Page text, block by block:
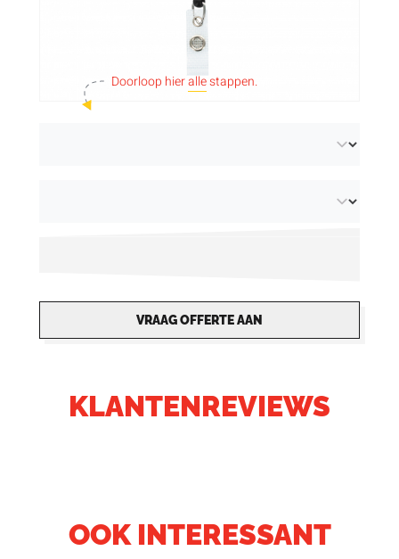
Doorloop hierallestappen.
VRAAG OFFERTE AAN
KLANTENREVIEWS
OOK INTERESSANT